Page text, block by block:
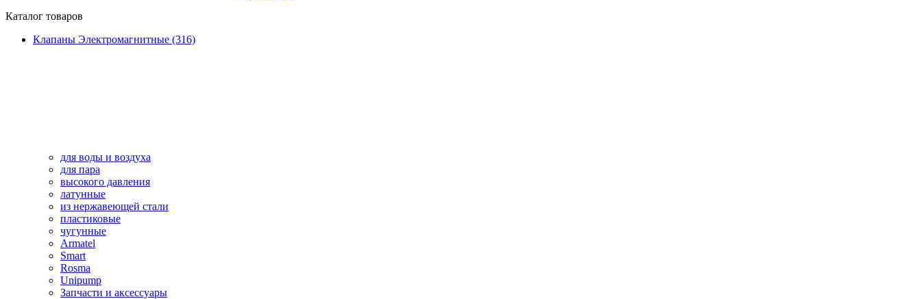
Каталог товаров
Клапаны Электромагнитные (316)
для воды и воздуха
для пара
высокого давления
латунные
из нержавеющей стали
пластиковые
чугунные
Armatel
Smart
Rosma
Unipump
Запчасти и аксессуары